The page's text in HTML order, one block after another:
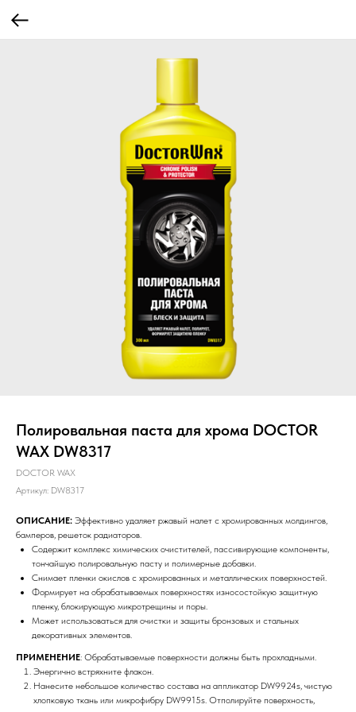
Полировальная паста для хрома DOCTOR
WAX DW8317
DOCTOR WAX
Артикул: DW8317
ОПИСАНИЕ: Эффективно удаляет ржавый налет с хромированных молдингов,
бамперов, решеток радиаторов.
Содержит комплекс химических очистителей, пассивирующие компоненты,
тончайшую полировальную пасту и полимерные добавки.
Снимает пленки окислов с хромированных и металлических поверхностей.
Формирует на обрабатываемых поверхностях износостойкую защитную
пленку, блокирующую микротрещины и поры.
Может использоваться для очистки и защиты бронзовых и стальных
декоративных элементов.
ПРИМЕНЕНИЕ: Обрабатываемые поверхности должны быть прохладными.
Энергично встряхните флакон.
Нанесите небольшое количество состава на аппликатор DW9924s, чистую
хлопковую ткань или микрофибру DW9915s. Отполируйте поверхность,